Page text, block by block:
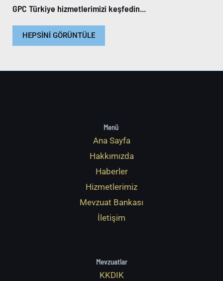
GPC Türkiye hizmetlerimizi keşfedin...
HEPSİNİ GÖRÜNTÜLE
Menü
Ana Sayfa
Hakkımızda
Haberler
Hizmetlerimiz
Mevzuat Bankası
İletişim
Mevzuatlar
KKDIK